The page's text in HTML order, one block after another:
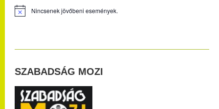
Nincsenek jövőbeni események.
SZABADSÁG MOZI